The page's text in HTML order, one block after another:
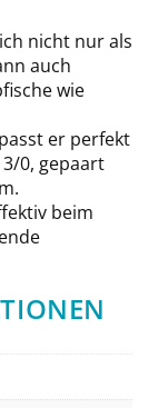
nicht nur als
auch
wie
er perfekt
0, gepaart
beim